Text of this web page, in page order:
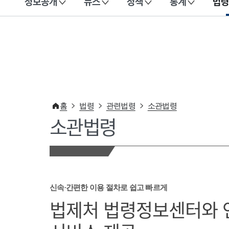
이 누리집은 대한민국 공식 전자정부 누리집입니다.
홈 법령 관련법령 소관법령
소관법령
신속·간편한 이용 절차로 쉽고 빠르게
법제처 법령정보센터와